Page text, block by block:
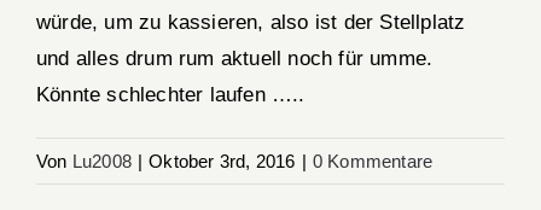
würde, um zu kassieren, also ist der Stellplatz
und alles drum rum aktuell noch für umme.
Könnte schlechter laufen …..
Von Lu2008 | Oktober 3rd, 2016 | 0 Kommentare